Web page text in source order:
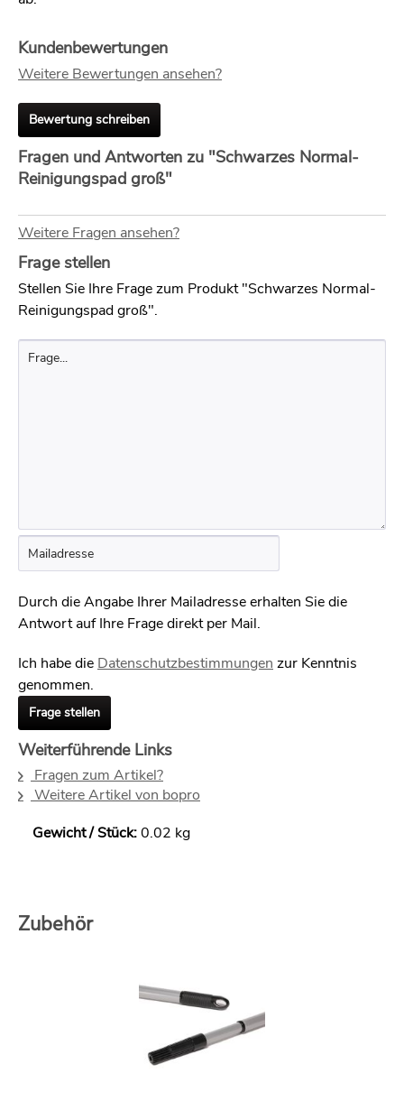
Kundenbewertungen
Weitere Bewertungen ansehen?
Bewertung schreiben
Fragen und Antworten zu "Schwarzes Normal-
Reinigungspad groß"
Weitere Fragen ansehen?
Frage stellen
Stellen Sie Ihre Frage zum Produkt "Schwarzes Normal-
Reinigungspad groß".
Durch die Angabe Ihrer Mailadresse erhalten Sie die
Antwort auf Ihre Frage direkt per Mail.
Ich habe die Datenschutzbestimmungen zur Kenntnis
genommen.
Frage stellen
Weiterführende Links
Fragen zum Artikel?
Weitere Artikel von bopro
Gewicht / Stück:0.02 kg
Zubehör